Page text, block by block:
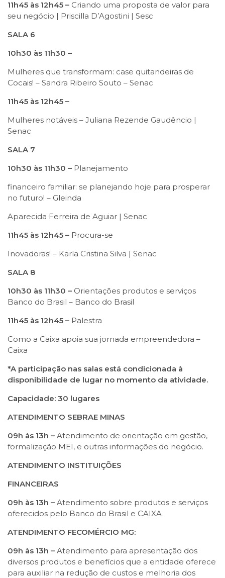
11h45 às 12h45 – Criando uma proposta de valor para
seu negócio | Priscilla D’Agostini | Sesc
SALA 6
10h30 às 11h30 –
Mulheres que transformam: case quitandeiras de
Cocais! – Sandra Ribeiro Souto – Senac
11h45 às 12h45 –
Mulheres notáveis – Juliana Rezende Gaudêncio |
Senac
SALA 7
10h30 às 11h30 – Planejamento
financeiro familiar: se planejando hoje para prosperar
no futuro! – Gleinda
Aparecida Ferreira de Aguiar | Senac
11h45 às 12h45 – Procura-se
Inovadoras! – Karla Cristina Silva | Senac
SALA 8
10h30 às 11h30 – Orientações produtos e serviços
Banco do Brasil – Banco do Brasil
11h45 às 12h45 – Palestra
Como a Caixa apoia sua jornada empreendedora –
Caixa
*A participação nas salas está condicionada à
disponibilidade de lugar no momento da atividade.
Capacidade: 30 lugares
ATENDIMENTO SEBRAE MINAS
09h às 13h – Atendimento de orientação em gestão,
formalização MEI, e outras informações do negócio.
ATENDIMENTO INSTITUIÇÕES
FINANCEIRAS
09h às 13h – Atendimento sobre produtos e serviços
oferecidos pelo Banco do Brasil e CAIXA.
ATENDIMENTO FECOMÉRCIO MG:
09h às 13h – Atendimento para apresentação dos
diversos produtos e benefícios que a entidade oferece
para auxiliar na redução de custos e melhoria dos